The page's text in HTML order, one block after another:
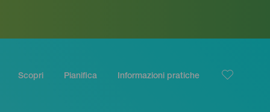
Scopri Pianifica Informazioni pratiche